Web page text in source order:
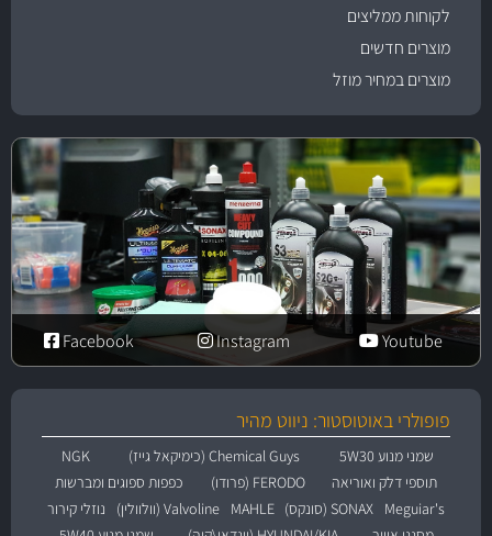
לקוחות ממליצים
מוצרים חדשים
מוצרים במחיר מוזל
Youtube
Instagram
Facebook
פופולרי באוטוסטור: ניווט מהיר
שמני מנוע 5W30 Chemical Guys (כימיקאל גייז)
NGK
תוספי דלק ואוריאה
FERODO (פרודו)
כפפות ספוגים ומברשות
Meguiar's
SONAX (סונקס) MAHLE Valvoline (וולוולין)
נוזלי קירור